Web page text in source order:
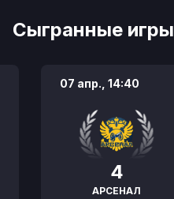
Сыгранные игры
07 апр., 14:40
4
АРСЕНАЛ